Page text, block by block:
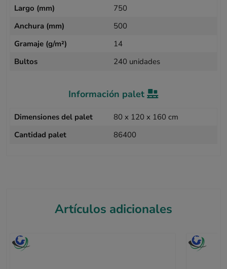
Largo (mm)
750
Anchura (mm)
500
Gramaje (g/m²)
14
Bultos
240 unidades
Información palet
Dimensiones del palet
80 x 120 x 160 cm
Cantidad palet
86400
Artículos adicionales